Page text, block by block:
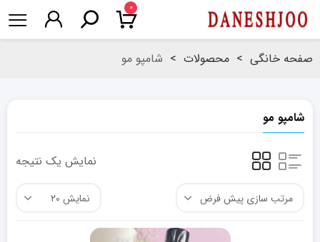
۰
صفحه خانگی > محصولات > شامپو مو
شامپو مو
نمایش یک نتیجه